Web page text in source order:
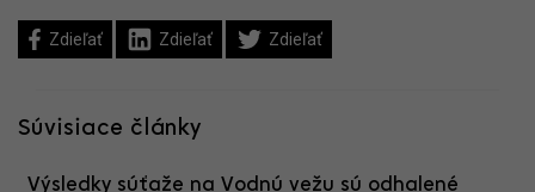
Zdieľať Zdieľať Zdieľať
Súvisiace články
Výsledky súťaže na Vodnú vežu sú odhalené